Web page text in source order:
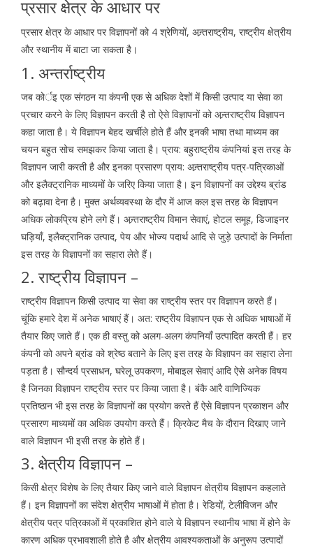
प्रसार क्षेत्र के आधार पर
प्रसार क्षेत्र के आधार पर विज्ञापनों को 4 श्रेणियों, अन्र्तराष्ट्रीय, राष्ट्रीय क्षेत्रीय
और स्थानीय में बाटा जा सकता है।
1. अन्तर्राष्ट्रीय
जब कोर्इ एक संगठन या कंपनी एक से अधिक देशों में किसी उत्पाद या सेवा का
प्रचार करने के लिए विज्ञापन करती है तो ऐसे विज्ञापनों को अन्र्तराष्ट्रीय विज्ञापन
कहा जाता है। ये विज्ञापन बेहद खर्चीले होते हैं और इनकी भाषा तथा माध्यम का
चयन बहुत सोच समझकर किया जाता है। प्राय: बहुराष्ट्रीय कंपनियां इस तरह के
विज्ञापन जारी करती है और इनका प्रसारण प्राय: अन्र्तराष्ट्रीय पत्र-पत्रिकाओं
और इलैक्ट्रानिक माध्यमों के जरिए किया जाता है। इन विज्ञापनों का उद्देश्य ब्रांड
को बढ़ावा देना है। मुक्त अर्थव्यवस्था के दौर में आज कल इस तरह के विज्ञापन
अधिक लोकप्रिय होने लगे हैं। अन्र्तराष्ट्रीय विमान सेवाएं, होटल समूह, डिजाइनर
घड़ियाँ, इलैक्ट्रानिक उत्पाद, पेय और भोज्य पदार्थ आदि से जुड़े उत्पादों के निर्माता
इस तरह के विज्ञापनों का सहारा लेते हैं।
2. राष्ट्रीय विज्ञापन –
राष्ट्रीय विज्ञापन किसी उत्पाद या सेवा का राष्ट्रीय स्तर पर विज्ञापन करते हैं।
चूंकि हमारे देश में अनेक भाषाएं हैं। अत: राष्ट्रीय विज्ञापन एक से अधिक भाषाओं में
तैयार किए जाते हैं। एक ही वस्तु को अलग-अलग कंपनियाँ उत्पादित करती हैं। हर
कंपनी को अपने ब्रांड को श्रेष्ठ बताने के लिए इस तरह के विज्ञापन का सहारा लेना
पड़ता है। सौन्दर्य प्रसाधन, घरेलू उपकरण, मोबाइल सेवाएं आदि ऐसे अनेक विषय
है जिनका विज्ञापन राष्ट्रीय स्तर पर किया जाता है। बंकै आरै वाणिज्यिक
प्रतिष्ठान भी इस तरह के विज्ञापनों का प्रयोग करते हैं ऐसे विज्ञापन प्रकाशन और
प्रसारण माध्यमों का अधिक उपयोग करते हैं। क्रिकेट मैच के दौरान दिखाए जाने
वाले विज्ञापन भी इसी तरह के होते हैं।
3. क्षेत्रीय विज्ञापन –
किसी क्षेत्र विशेष के लिए तैयार किए जाने वाले विज्ञापन क्षेत्रीय विज्ञापन कहलाते
हैं। इन विज्ञापनों का संदेश क्षेत्रीय भाषाओं में होता है। रेडियों, टेलीविजन और
क्षेत्रीय पत्र पत्रिकाओं में प्रकाशित होने वाले ये विज्ञापन स्थानीय भाषा में होने के
कारण अधिक प्रभावशाली होते है और क्षेत्रीय आवश्यकताओं के अनुरूप उत्पादों